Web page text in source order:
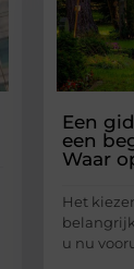
Een
een
Waar
Het
u nu